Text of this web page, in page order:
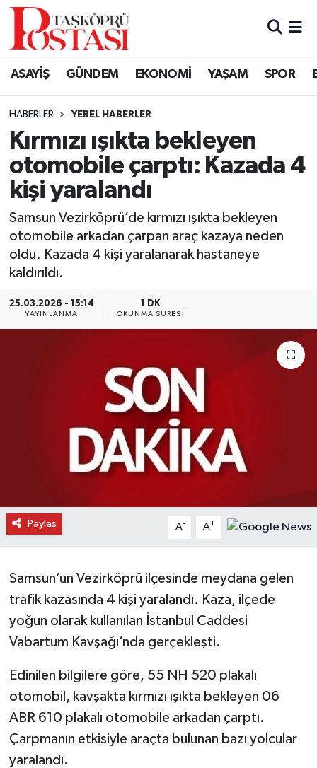
ASAYİŞ GÜNDEM EKONOMİ YAŞAM SPOR
HABERLER YEREL HABERLER
Kırmızı ışıkta bekleyen
otomobile çarptı: Kazada 4
kişi yaralandı
Samsun Vezirköprü’de kırmızı ışıkta bekleyen
otomobile arkadan çarpan araç kazaya neden
oldu. Kazada 4 kişi yaralanarak hastaneye
kaldırıldı.
25.03.2026 - 15:14
YAYINLANMA
1 DK
OKUNMA SÜRESI
Paylaş A- A+
Samsun’un Vezirköprü ilçesinde meydana gelen
trafik kazasında 4 kişi yaralandı. Kaza, ilçede
yoğun olarak kullanılan İstanbul Caddesi
Vabartum Kavşağı’nda gerçekleşti.
Edinilen bilgilere göre, 55 NH 520 plakalı
otomobil, kavşakta kırmızı ışıkta bekleyen 06
ABR 610 plakalı otomobile arkadan çarptı.
Çarpmanın etkisiyle araçta bulunan bazı yolcular
yaralandı.
Kastamonu Vefat Edenler
Araç Haberleri
Azdavay Haberleri
Bozkurt Haberleri
Çatalzeytin Haberleri
Cide Haberleri
Devrekani Haberleri
Doğanyurt Haberleri
Hanönü Haberleri
İnebolu Haberleri
Merkez Haberleri
Seydiler Haberleri
Taşköprü Haberleri